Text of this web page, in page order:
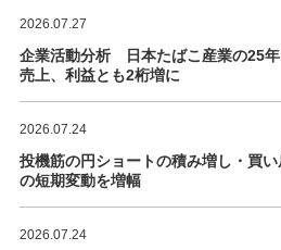
2026.07.27
企業活動分析 日本たばこ産業の25年
売上、利益とも2桁増に
2026.07.24
投機筋の円ショートの積み増し・買
の短期変動を増幅
2026.07.24